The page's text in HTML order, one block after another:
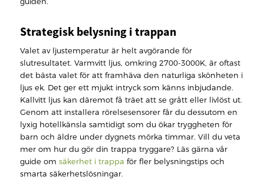
Strategisk belysning i trappan
Valet av ljustemperatur är helt avgörande för
slutresultatet. Varmvitt ljus, omkring 2700-3000K, är oftast
det bästa valet för att framhäva den naturliga skönheten i
ljus ek. Det ger ett mjukt intryck som känns inbjudande.
Kallvitt ljus kan däremot få träet att se grått eller livlöst ut.
Genom att installera rörelsesensorer får du dessutom en
lyxig hotellkänsla samtidigt som du ökar tryggheten för
barn och äldre under dygnets mörka timmar. Vill du veta
mer om hur du gör din trappa tryggare? Läs gärna vår
guide om säkerhet i trappa för fler belysningstips och
smarta säkerhetslösningar.